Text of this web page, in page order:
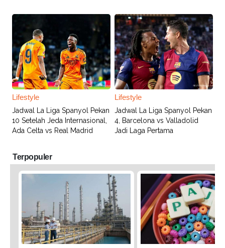
Lifestyle
Jadwal La Liga Spanyol Pekan
10 Setelah Jeda Internasional,
Ada Celta vs Real Madrid
Lifestyle
Jadwal La Liga Spanyol Pekan
4, Barcelona vs Valladolid
Jadi Laga Pertama
Terpopuler